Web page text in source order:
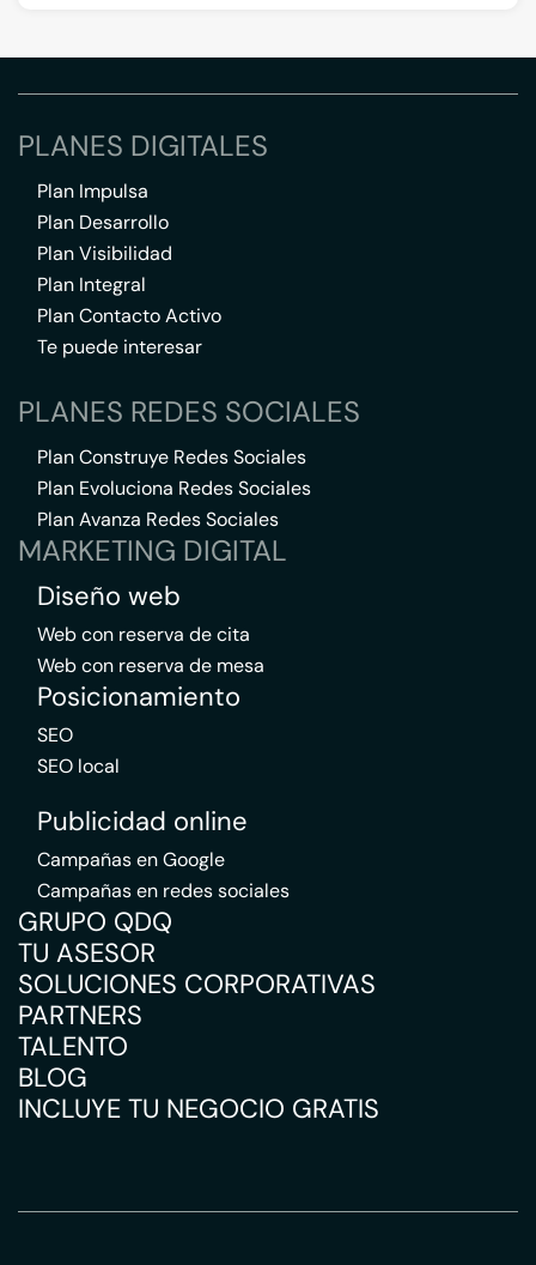
PLANES DIGITALES
Plan Impulsa
Plan Desarrollo
Plan Visibilidad
Plan Integral
Plan Contacto Activo
Te puede interesar
PLANES REDES SOCIALES
Plan Construye Redes Sociales
Plan Evoluciona Redes Sociales
Plan Avanza Redes Sociales
MARKETING DIGITAL
Diseño web
Web con reserva de cita
Web con reserva de mesa
Posicionamiento
SEO
SEO local
Publicidad online
Campañas en Google
Campañas en redes sociales
GRUPO QDQ
TU ASESOR
SOLUCIONES CORPORATIVAS
PARTNERS
TALENTO
BLOG
INCLUYE TU NEGOCIO GRATIS